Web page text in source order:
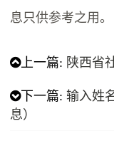
息只供参考之用。
上一篇: 陕西省
下一篇:输入姓
息）